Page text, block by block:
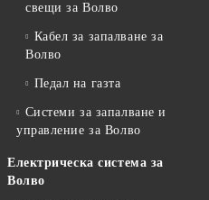
свещи за Волво
Кабел за запалване за
Волво
Педал на газта
Системи за запалване и
управление за Волво
Електрическа система за
Волво